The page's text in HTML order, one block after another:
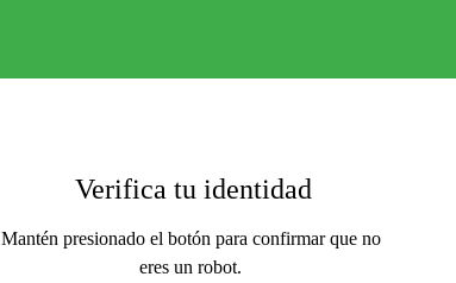
Verifica tu identidad
Mantén presionado el botón para confirmar que no
eres un robot.